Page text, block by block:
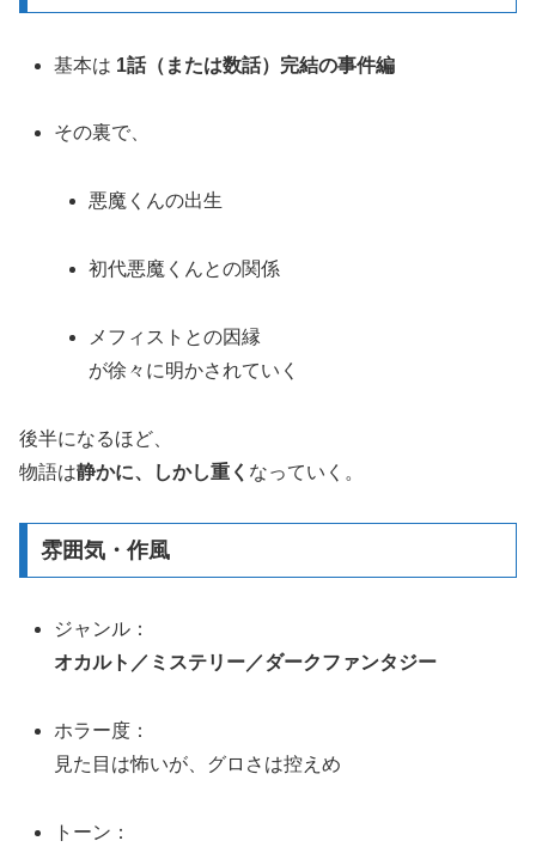
基本は 1話（または数話）完結の事件編
その裏で、
悪魔くんの出生
初代悪魔くんとの関係
メフィストとの因縁
が徐々に明かされていく
後半になるほど、
物語は静かに、しかし重く なっていく。
雰囲気・作風
ジャンル：
オカルト／ミステリー／ダークファンタジー
ホラー度：
見た目は怖いが、グロさは控えめ
トーン：